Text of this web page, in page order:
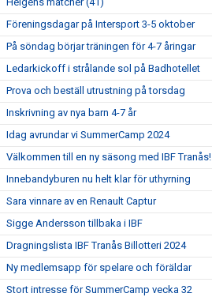
Föreningsdagar på Intersport 3-5 oktober
På söndag börjar träningen för 4-7 åringar
Ledarkickoff i strålande sol på Badhotellet
Prova och beställ utrustning på torsdag
Inskrivning av nya barn 4-7 år
Idag avrundar vi SummerCamp 2024
Välkommen till en ny säsong med IBF Tranås!
Innebandyburen nu helt klar för uthyrning
Sara vinnare av en Renault Captur
Sigge Andersson tillbaka i IBF
Dragningslista IBF Tranås Billotteri 2024
Ny medlemsapp för spelare och föräldar
Stort intresse för SummerCamp vecka 32